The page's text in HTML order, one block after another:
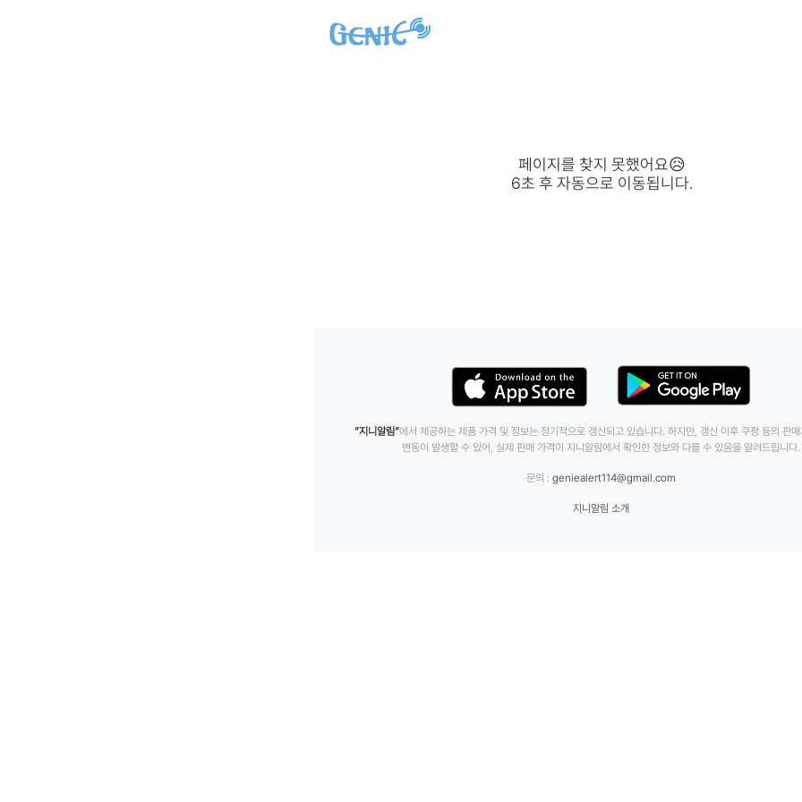
페이지를 찾지 못했어요😥
6초 후 자동으로 이동됩니다.
”지니알림”에서 제공하는 제품 가격 및 정보는 정기적으로 갱신되고 있습니다. 하지만, 갱신 이후 쿠팡 등의 판
변동이 발생할 수 있어, 실제 판매 가격이 지니알림에서 확인한 정보와 다를 수 있음을 알려드립니다.
문의 :geniealert114@gmail.com
지니알림 소개